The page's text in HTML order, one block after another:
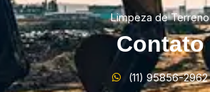
Limpeza de Terreno
Contato
(11) 95856-2962